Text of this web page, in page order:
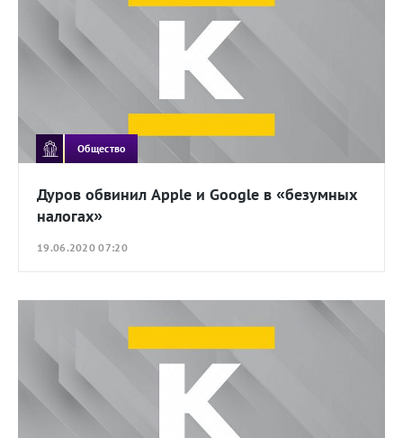
Общество
Дуров обвинил Apple и Google в «безумных
налогах»
19.06.2020 07:20